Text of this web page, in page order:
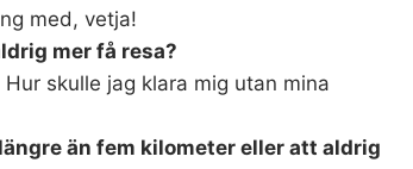
med, vetja!
mer få resa?
skulle jag klara mig utan mina
än fem kilometer eller att aldrig